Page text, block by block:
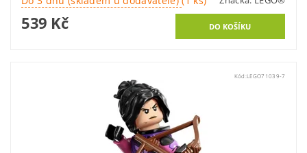
539 Kč
Kód: LEGO71039-7